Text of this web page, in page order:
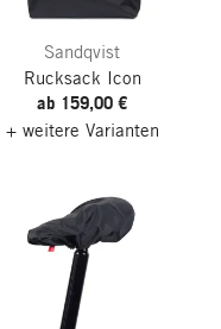
Sandqvist
Rucksack Icon
ab 159,00 €
+ weitere Varianten